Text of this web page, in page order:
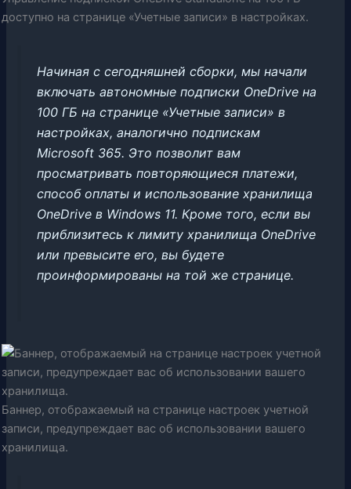
доступно на странице «Учетные записи» в настройках.
Начиная с сегодняшней сборки, мы начали
включать автономные подписки OneDrive на
100 ГБ на странице «Учетные записи» в
настройках, аналогично подпискам
Microsoft 365. Это позволит вам
просматривать повторяющиеся платежи,
способ оплаты и использование хранилища
OneDrive в Windows 11. Кроме того, если вы
приблизитесь к лимиту хранилища OneDrive
или превысите его, вы будете
проинформированы на той же странице.
Баннер, отображаемый на странице настроек учетной
записи, предупреждает вас об использовании вашего
хранилища.